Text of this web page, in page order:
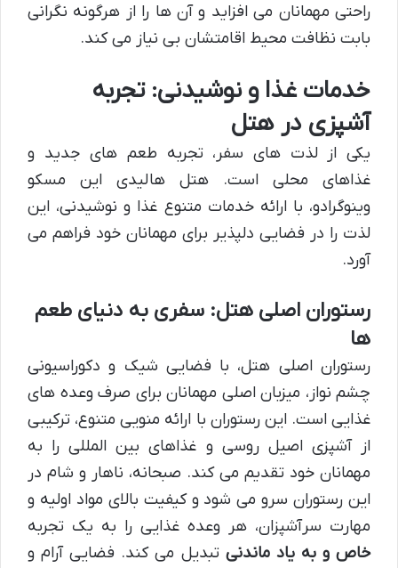
راحتی مهمانان می افزاید و آن ها را از هرگونه نگرانی
بابت نظافت محیط اقامتشان بی نیاز می کند.
خدمات غذا و نوشیدنی: تجربه
آشپزی در هتل
یکی از لذت های سفر، تجربه طعم های جدید و
غذاهای محلی است. هتل هالیدی این مسکو
وینوگرادو، با ارائه خدمات متنوع غذا و نوشیدنی، این
لذت را در فضایی دلپذیر برای مهمانان خود فراهم می
آورد.
رستوران اصلی هتل: سفری به دنیای طعم
ها
رستوران اصلی هتل، با فضایی شیک و دکوراسیونی
چشم نواز، میزبان اصلی مهمانان برای صرف وعده های
غذایی است. این رستوران با ارائه منویی متنوع، ترکیبی
از آشپزی اصیل روسی و غذاهای بین المللی را به
مهمانان خود تقدیم می کند. صبحانه، ناهار و شام در
این رستوران سرو می شود و کیفیت بالای مواد اولیه و
مهارت سرآشپزان، هر وعده غذایی را به یک تجربه
خاص و به یاد ماندنی تبدیل می کند. فضایی آرام و